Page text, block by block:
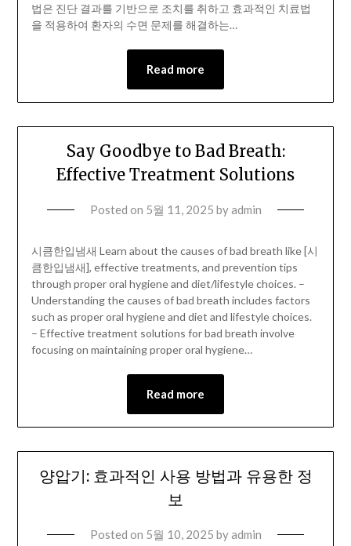
법은 진단 결과를 기반으로 조치를 취하고 효과적인 치료법
을 적용하여 환자의 수면 문제를 해결하는…
Read more
Say Goodbye to Bad Breath:
Effective Treatment Solutions
Posted on 5월 11, 2025 byadmin
시큼한입냄새 Learn about the causes of bad breath like [시
큼한입냄새], effective treatments, and prevention tips
through proper oral hygiene and diet/lifestyle choices. –
Understanding the causes of bad breath includes factors
such as proper oral hygiene and diet and lifestyle choices.
– Effective treatment solutions for bad breath involve
focusing on maintaining proper oral hygiene…
Read more
양압기: 효과적인 사용 방법과 유용한 정
보
Posted on 5월 10, 2025 byadmin